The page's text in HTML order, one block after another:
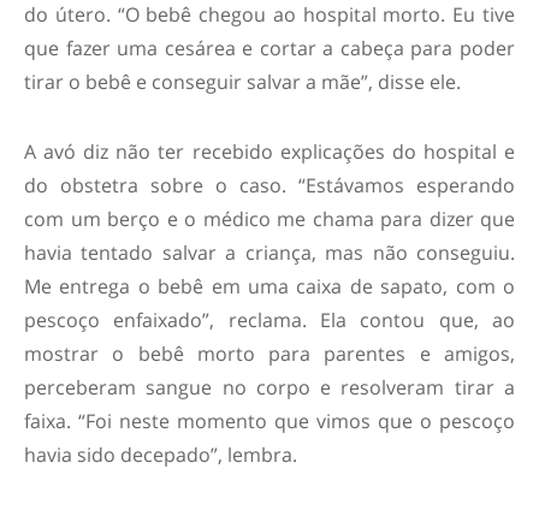
do útero. “O bebê chegou ao hospital morto. Eu tive
que fazer uma cesárea e cortar a cabeça para poder
tirar o bebê e conseguir salvar a mãe”, disse ele.
A avó diz não ter recebido explicações do hospital e
do obstetra sobre o caso. “Estávamos esperando
com um berço e o médico me chama para dizer que
havia tentado salvar a criança, mas não conseguiu.
Me entrega o bebê em uma caixa de sapato, com o
pescoço enfaixado”, reclama. Ela contou que, ao
mostrar o bebê morto para parentes e amigos,
perceberam sangue no corpo e resolveram tirar a
faixa. “Foi neste momento que vimos que o pescoço
havia sido decepado”, lembra.